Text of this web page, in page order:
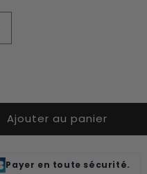
toile
Ajouter au panier
Payer en toute sécurité.